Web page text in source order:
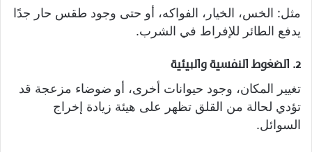
مثل: الخس، الخيار، الفواكه، أو حتى وجود طقس حار جدًا
يدفع الطائر للإفراط في الشرب.
2. الضغوط النفسية والبيئية
تغيير المكان، وجود حيوانات أخرى، أو ضوضاء مزعجة قد
تؤدي لحالة من القلق تظهر على هيئة زيادة إخراج
السوائل.